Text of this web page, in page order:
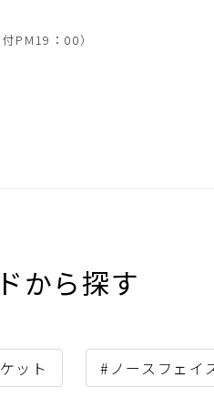
PM19：00）
から探す
ット #ノースフェイ